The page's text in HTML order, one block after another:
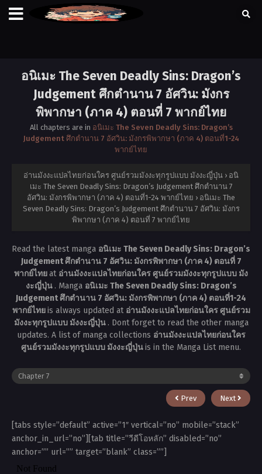
อนิเมะ The Seven Deadly Sins: Dragon’s
Judgement ศึกตำนาน 7 อัศวิน: มังกร
พิพากษา (ภาค 4) ตอนที่ 7 พากย์ไทย
All chapters are in อนิเมะ The Seven Deadly Sins: Dragon’s
Judgement ศึกตำนาน 7 อัศวิน: มังกรพิพากษา (ภาค 4) ตอนที่1-24
พากย์ไทย
อ่านมังงะแปลไทยก่อนใคร ศูนย์รวมมังงะทุกรูปแบบ มังงะญี่ปุ่น › อนิ
เมะ The Seven Deadly Sins: Dragon’s Judgement ศึกตำนาน 7
อัศวิน: มังกรพิพากษา (ภาค 4) ตอนที่1-24 พากย์ไทย › อนิเมะ The
Seven Deadly Sins: Dragon’s Judgement ศึกตำนาน 7 อัศวิน: มังกร
พิพากษา (ภาค 4) ตอนที่ 7 พากย์ไทย
Read the latest manga อนิเมะ The Seven Deadly Sins: Dragon’s
Judgement ศึกตำนาน 7 อัศวิน: มังกรพิพากษา (ภาค 4) ตอนที่ 7
พากย์ไทยat อ่านมังงะแปลไทยก่อนใคร ศูนย์รวมมังงะทุกรูปแบบ มัง
งะญี่ปุ่น . Manga อนิเมะ The Seven Deadly Sins: Dragon’s
Judgement ศึกตำนาน 7 อัศวิน: มังกรพิพากษา (ภาค 4) ตอนที่1-24
พากย์ไทยis always updated at อ่านมังงะแปลไทยก่อนใคร ศูนย์รวม
มังงะทุกรูปแบบ มังงะญี่ปุ่น . Dont forget to read the other manga
updates. A list of manga collections อ่านมังงะแปลไทยก่อนใคร
ศูนย์รวมมังงะทุกรูปแบบ มังงะญี่ปุ่นis in the Manga List menu.
Prev Next
[tabs style=”default” active=”1″ vertical=”no” mobile=”stack”
anchor_in_url=”no”][tab title=”วีดีโอหลัก” disabled=”no”
anchor=”” url=”” target=”blank” class=””]